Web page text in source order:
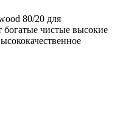
80/20 для
богатые чистые высокие